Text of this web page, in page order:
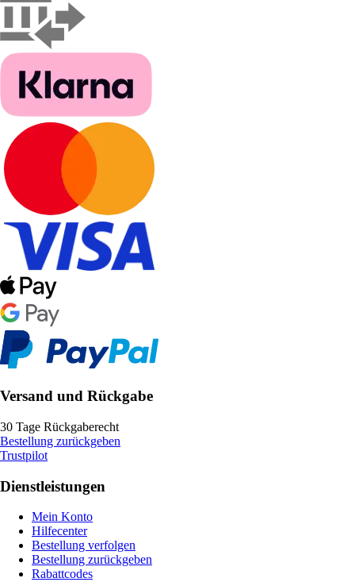
Versand und Rückgabe
30 Tage Rückgaberecht
Bestellung zurückgeben
Trustpilot
Dienstleistungen
Mein Konto
Hilfecenter
Bestellung verfolgen
Bestellung zurückgeben
Rabattcodes